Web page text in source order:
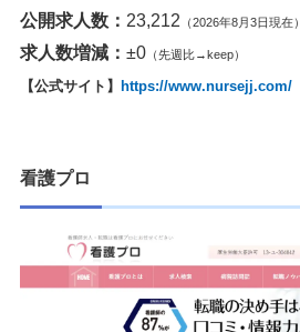
公開求人数： 23,212 （2026年8月3日現在）
求人数増減： ±0 （先週比→keep）
【公式サイト】 https://www.nursejj.com/
看護プロ